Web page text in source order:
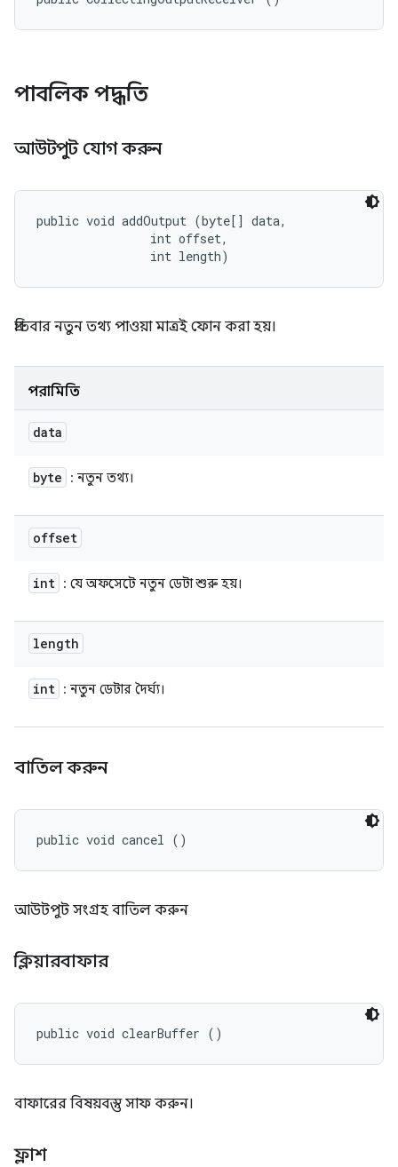
পাবলিক পদ্ধতি
আউটপুট যোগ করুন
public void addOutput (byte[] data,
                int offset,
                int length)
প্রতিবার নতুন তথ্য পাওয়া মাত্রই ফোন করা হয়।
পরামিতি
data
byte : নতুন তথ্য।
offset
int : যে অফসেটে নতুন ডেটা শুরু হয়।
length
int : নতুন ডেটার দৈর্ঘ্য।
বাতিল করুন
public void cancel ()
আউটপুট সংগ্রহ বাতিল করুন
ক্লিয়ারবাফার
public void clearBuffer ()
বাফারের বিষয়বস্তু সাফ করুন।
ফ্লাশ